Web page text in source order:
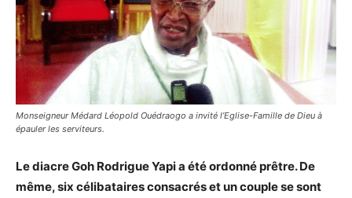
Monseigneur Médard Léopold Ouédraogo a invité l’Eglise-Famille de Dieu à
épauler les serviteurs.
Le diacre Goh Rodrigue Yapi a été ordonné prêtre. De
même, six célibataires consacrés et un couple se sont